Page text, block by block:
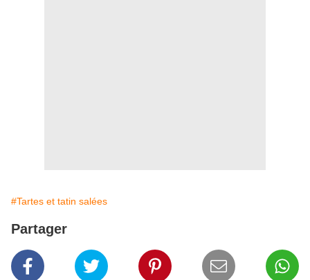
#Tartes et tatin salées
Partager